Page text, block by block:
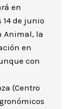
en
14 de junio
Animal, la
en
con
(Centro